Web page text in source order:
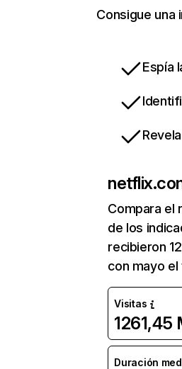
Consigue una
Espía
Compara el
de los
recibieron
con mayo
Visitas
1261,45
Duración